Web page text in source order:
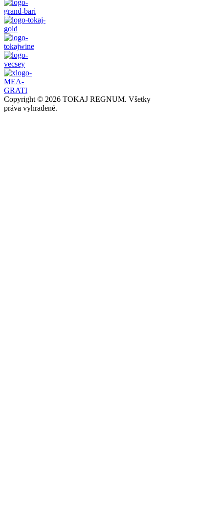
Copyright © 2026 TOKAJ REGNUM. Všetky
práva vyhradené.